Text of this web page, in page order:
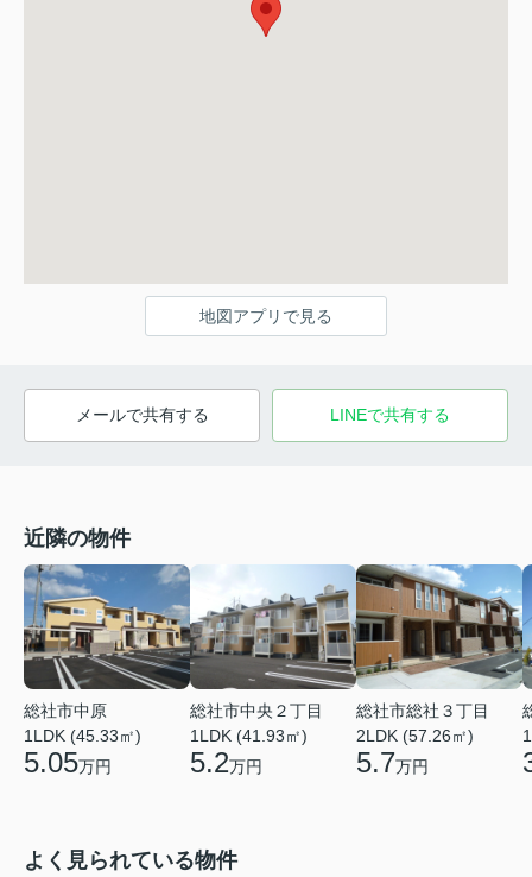
地図アプリで見る
メールで共有する LINEで共有する
近隣の物件
総社市中原
1LDK (45.33㎡)
5.05万円
総社市中央２丁目
1LDK (41.93㎡)
5.2万円
総社市総社３丁目
2LDK (57.26㎡)
5.7万円
よく見られている物件